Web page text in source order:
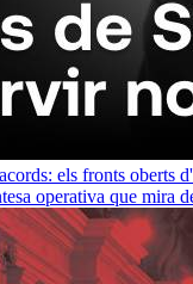
els fronts oberts
operativa que mira